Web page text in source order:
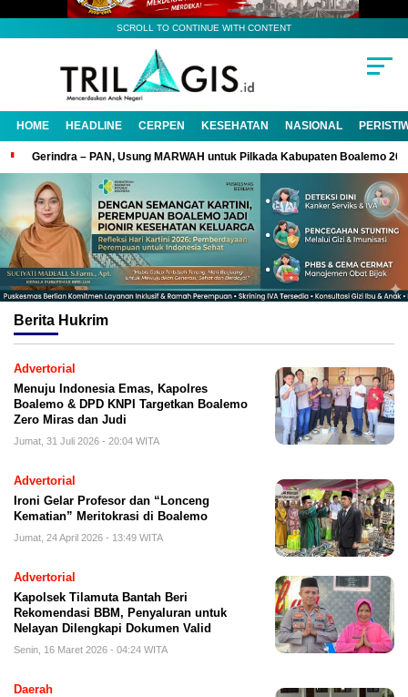
SCROLL TO CONTINUE WITH CONTENT
HOME HEADLINE CERPEN KESEHATAN NASIONAL
Gerindra – PAN, Usung MARWAH untuk Pilkada Kabupaten Boalemo
Berita Hukrim
Advertorial
Menuju Indonesia Emas, Kapolres
Boalemo & DPD KNPI Targetkan Boalemo
Zero Miras dan Judi
Jumat, 31 Juli 2026 - 20:04 WITA
Advertorial
Ironi Gelar Profesor dan “Lonceng
Kematian” Meritokrasi di Boalemo
Jumat, 24 April 2026 - 13:49 WITA
Advertorial
Kapolsek Tilamuta Bantah Beri
Rekomendasi BBM, Penyaluran untuk
Nelayan Dilengkapi Dokumen Valid
Senin, 16 Maret 2026 - 04:24 WITA
Daerah